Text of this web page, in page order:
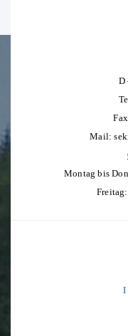
D
Mail:
Montag bis
I